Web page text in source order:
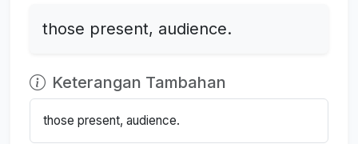
those present, audience.
Keterangan Tambahan
those present, audience.